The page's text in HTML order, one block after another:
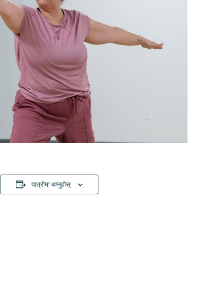
पात्रोमा थप्नुहोस्